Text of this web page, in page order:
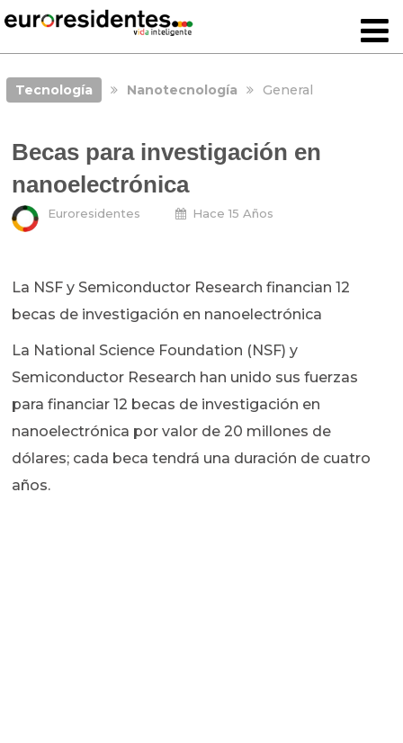
Tecnología Nanotecnología General
Becas para investigación en
nanoelectrónica
Euroresidentes Hace 15 Años
La NSF y Semiconductor Research financian 12
becas de investigación en nanoelectrónica
La National Science Foundation (NSF) y
Semiconductor Research han unido sus fuerzas
para financiar 12 becas de investigación en
nanoelectrónica por valor de 20 millones de
dólares; cada beca tendrá una duración de cuatro
años.